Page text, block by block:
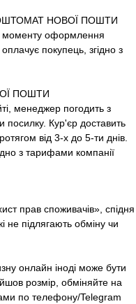
НОВОЇ ПОШТИ
моменту оформлення
покупець, згідно з
ПОШТИ
менеджер погодить з
посилку. Кур'єр доставить
від 3-х до 5-ти днів.
з тарифами компанії
прав споживачів», спідня
не підлягають обміну чи
онлайн іноді може бути
розмір, обміняйте на
по телефону/Telegram